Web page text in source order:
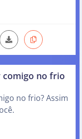
comigo no frio
no frio? Assim